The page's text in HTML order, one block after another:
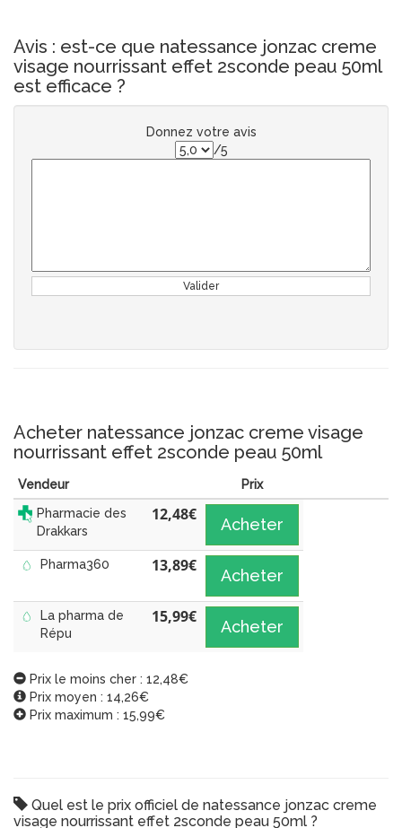
Avis : est-ce que natessance jonzac creme
visage nourrissant effet 2sconde peau 50ml
est efficace ?
Donnez votre avis
/5
Valider
Acheter natessance jonzac creme visage
nourrissant effet 2sconde peau 50ml
Vendeur
Prix
Pharmacie des
Drakkars
12,48€
Acheter
Pharma360 13,89€
Acheter
La pharma de
Répu
15,99€
Acheter
Prix le moins cher : 12,48€
Prix moyen : 14,26€
Prix maximum : 15,99€
Quel est le prix officiel de natessance jonzac creme
visage nourrissant effet 2sconde peau 50ml ?